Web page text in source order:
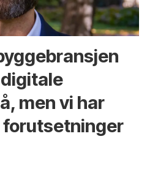
men vi har